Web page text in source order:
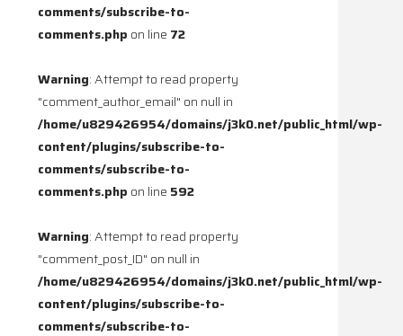
comments/subscribe-to-
comments.php on line 72
Warning: Attempt to read property
"comment_author_email" on null in
/home/u829426954/domains/j3k0.net/public_html/wp-
content/plugins/subscribe-to-
comments/subscribe-to-
comments.php on line 592
Warning: Attempt to read property
"comment_post_ID" on null in
/home/u829426954/domains/j3k0.net/public_html/wp-
content/plugins/subscribe-to-
comments/subscribe-to-